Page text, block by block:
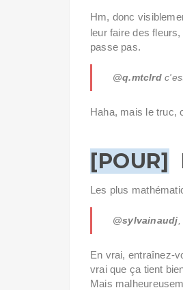
Hm, donc
leur faire des
passe pas.
@q.mtclrd
Haha, mais le truc,
[POUR]
Les plus
@sylvainaudj
En vrai, entraînez-
vrai que ça tient
Mais